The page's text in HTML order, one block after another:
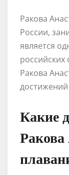
Ракова
России,
является
российских
Ракова
достижений
Какие
Ракова